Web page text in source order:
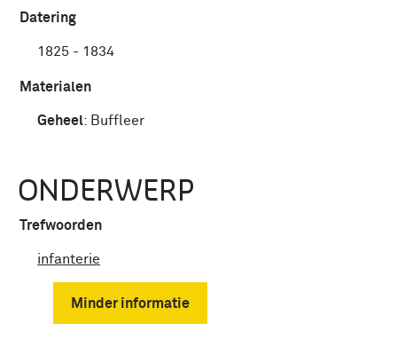
Datering
1825 - 1834
Materialen
Geheel: Buffleer
ONDERWERP
Trefwoorden
infanterie
Minder informatie